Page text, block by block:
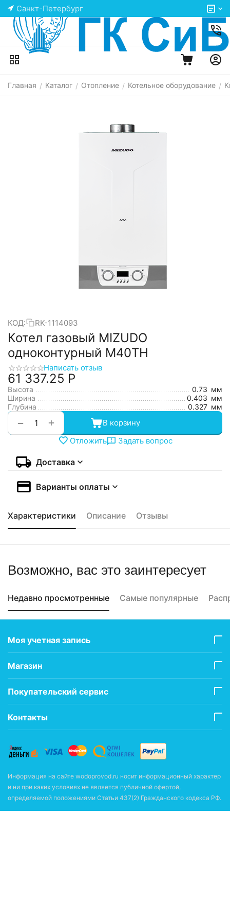
Санкт-Петербург
Главная / Каталог / Отопление / Котельное оборудование /
КОД: RK-1114093
Котел газовый MIZUDO
одноконтурный М40TH
Написать отзыв
61 337.25 Р
Высота 0.73 мм
Ширина
0.403 мм
Глубина
0.327 мм
+
−
В корзину
Отложить
Задать вопрос
Доставка
Варианты оплаты
Характеристики Описание Отзывы
Возможно, вас это заинтересует
Недавно просмотренные Самые популярные
Моя учетная запись
Магазин
Покупательский сервис
Контакты
Информация на сайте wodoprovod.ru носит информационный характер
и ни при каких условиях не является публичной офертой,
определяемой положениями Статьи 437(2) Гражданского кодекса РФ.